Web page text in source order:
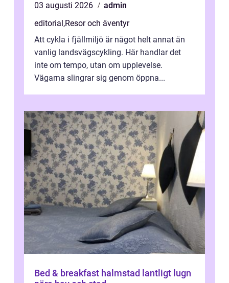
03 augusti 2026
admin
editorial,Resor och äventyr
Att cykla i fjällmiljö är något helt annat än
vanlig landsvägscykling. Här handlar det
inte om tempo, utan om upplevelse.
Vägarna slingrar sig genom öppna...
Bed & breakfast halmstad lantligt lugn